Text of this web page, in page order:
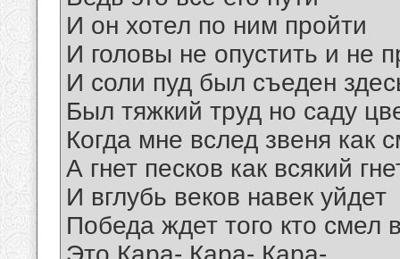
И он хотел по ним пройти
И головы не опустить и не
И соли пуд был съеден
Был тяжкий труд но саду
Когда мне вслед звеня как
А гнет песков как всякий
И вглубь веков навек уйдет
Победа ждет того кто смел